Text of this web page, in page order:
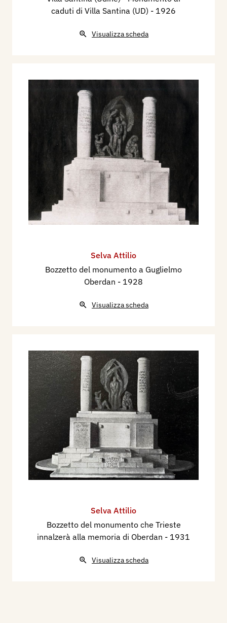
caduti di Villa Santina (UD) - 1926
Visualizza scheda
Selva Attilio
Bozzetto del monumento a Guglielmo
Oberdan - 1928
Visualizza scheda
Selva Attilio
Bozzetto del monumento che Trieste
innalzerà alla memoria di Oberdan - 1931
Visualizza scheda